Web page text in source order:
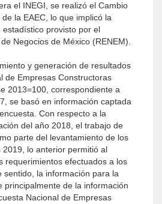
el INEGI, se realizó el Cambio
la EAEC, lo que implicó la
estadístico provisto por el
Negocios de México (RENEM).
y generación de resultados
de Empresas Constructoras
2013=100, correspondiente a
se basó en información captada
Con respecto a la
del año 2018, el trabajo de
parte del levantamiento de los
2019, lo anterior permitió al
requerimientos efectuados a los
sentido, la información para la
principalmente de la información
Nacional de Empresas